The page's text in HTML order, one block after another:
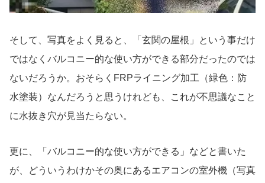
そして、写真をよく見ると、「玄関の屋根」という事だけ
ではなくバルコニー的な使い方ができる部分だったのでは
ないだろうか。おそらくFRPライニング加工（緑色：防
水塗装）なんだろうと思うけれども、これが不思議なこと
に水抜き穴が見当たらない。
更に、「バルコニー的な使い方ができる」などと書いた
が、どういうわけかその奥にあるエアコンの室外機（写真